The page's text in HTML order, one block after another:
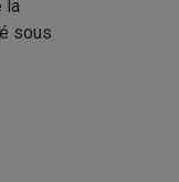
la
sous